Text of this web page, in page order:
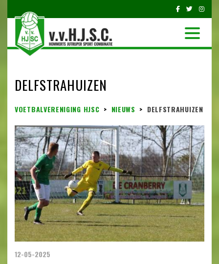
DELFSTRAHUIZEN
VOETBALVERENIGING HJSC > NIEUWS > DELFSTRAHUIZEN
12-05-2025